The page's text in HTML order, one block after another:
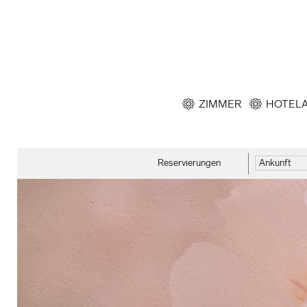
ZIMMER
Reservierungen